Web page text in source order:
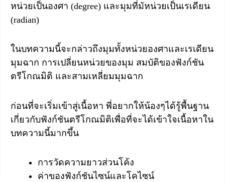
หน่วยเป็นองศา (degree) และมุมที่มัหน่วยเป็นเรเดียน
(radian)
ในบทความนี้จะกล่าวถึงมุมทั้งหน่วยองศาและเรเดียน
มุมฉาก การเปลี่ยนหน่วยของมุม สมบัติของฟังก์ชัน
ตรีโกณมิติ และสามเหลี่ยมมุมฉาก
ก่อนที่จะเริ่มเข้าสู่เนื้อหา พี่อยากให้น้องๆได้รู้พื้นฐาน
เกี่ยวกับฟังก์ชันตรีโกณมิติเพื่อที่จะได้เข้าใจเนื้อหาใน
บทความนี้มากขึ้น
การวัดความยาวส่วนโค้ง
ค่าของฟังก์ชันไซน์และโคไซน์